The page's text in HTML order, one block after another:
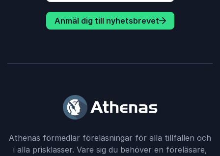
Anmäl dig till nyhetsbrevet
Athenas förmedlar föreläsningar för alla tillfällen och
i alla prisklasser. Vare sig du behöver en föreläsare,